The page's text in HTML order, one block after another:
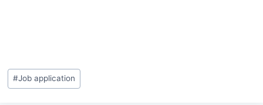
#Job application